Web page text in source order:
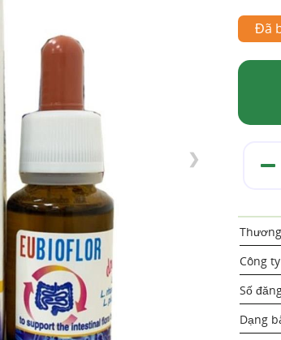
❯
Đã
Công
Số
Dạng